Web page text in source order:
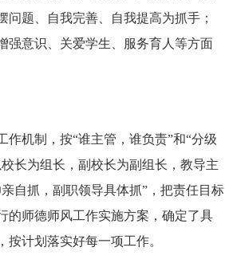
题、自我完善、自我提高为抓手；
强意识、关爱学生、服务育人等方面
机制，按“谁主管，谁负责”和“分级
长为组长，副校长为副组长，教导主
自抓，副职领导具体抓”，把责任目标
的师德师风工作实施方案，确定了具
计划落实好每一项工作。